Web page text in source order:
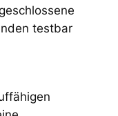
testbar